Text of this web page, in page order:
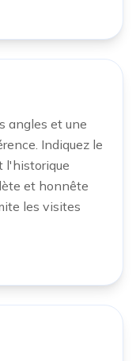
angles et une
Indiquez le
l'historique
et honnête
les visites